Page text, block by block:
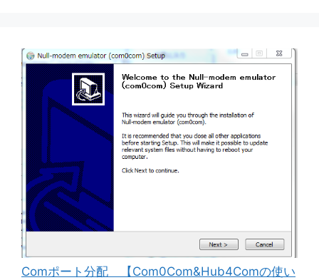
Comポート分配 【Com0Com&Hub4Comの使い